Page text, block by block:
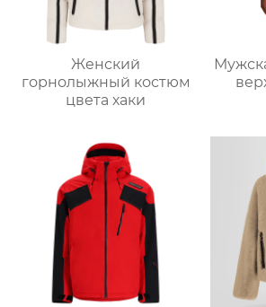
Женский
горнолыжный костюм
цвета хаки